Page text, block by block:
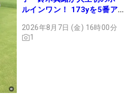
ルインワン！ 173yを5番アイ
2026年8月7日 (金) 16時00分
1